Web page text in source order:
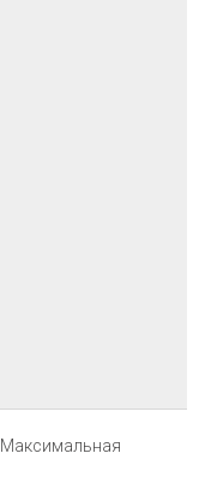
Максимальная